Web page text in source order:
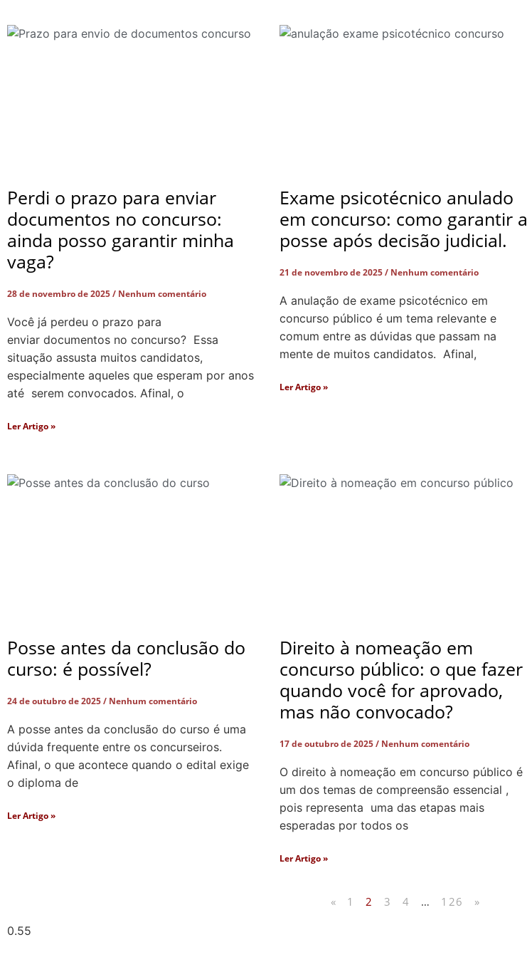
Perdi o prazo para enviar
documentos no concurso:
ainda posso garantir minha
vaga?
28 de novembro de 2025 Nenhum comentário
Você já perdeu o prazo para
enviar documentos no concurso? Essa
situação assusta muitos candidatos,
especialmente aqueles que esperam por anos
até serem convocados. Afinal, o
Ler Artigo »
Exame psicotécnico anulado
em concurso: como garantir a
posse após decisão judicial.
21 de novembro de 2025 Nenhum comentário
A anulação de exame psicotécnico em
concurso público é um tema relevante e
comum entre as dúvidas que passam na
mente de muitos candidatos. Afinal,
Ler Artigo »
Posse antes da conclusão do
curso: é possível?
24 de outubro de 2025 Nenhum comentário
A posse antes da conclusão do curso é uma
dúvida frequente entre os concurseiros.
Afinal, o que acontece quando o edital exige
o diploma de
Ler Artigo »
Direito à nomeação em
concurso público: o que fazer
quando você for aprovado,
mas não convocado?
17 de outubro de 2025 Nenhum comentário
O direito à nomeação em concurso público é
um dos temas de compreensão essencial ,
pois representa uma das etapas mais
esperadas por todos os
Ler Artigo »
« 1 2 3 4 … 126 »